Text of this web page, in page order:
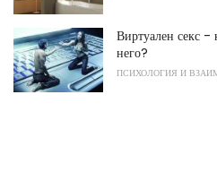
Виртуален секс -
него?
ПСИХОЛОГИЯ И